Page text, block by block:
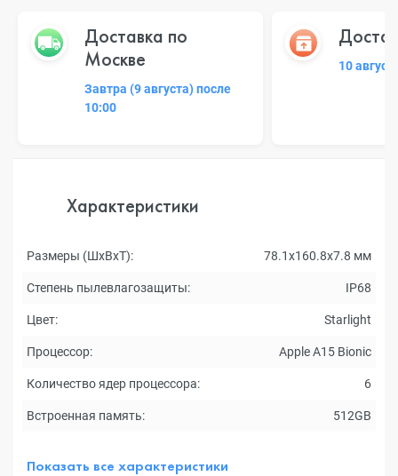
Доставка по
Москве
Завтра (9 августа) после
10:00
10
Характеристики
Размеры (ШxВxТ): 78.1x160.8x7.8 мм
Степень пылевлагозащиты: IP68
Цвет: Starlight
Процессор: Apple A15 Bionic
Количество ядер процессора: 6
Встроенная память: 512GB
Показать все характеристики